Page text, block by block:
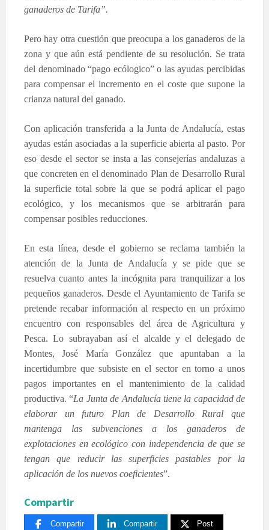
ganaderos de Tarifa”.
Pero hay otra cuestión que preocupa a los ganaderos de la
zona y que aún está pendiente de su resolución. Se trata
del denominado “pago ecólogico” o las ayudas percibidas
para compensar el incremento en el coste que supone la
crianza natural del ganado.
Con aplicación transferida a la Junta de Andalucía, estas
ayudas están asociadas a la superficie abierta al pasto. Por
eso desde el sector se insta a las consejerías andaluzas a
que concreten en el denominado Plan de Desarrollo Rural
la superficie total sobre la que se podrá aplicar el pago
ecológico, y los mecanismos que se arbitrarán para
compensar posibles reducciones.
En esta línea, desde el gobierno se reclama también la
atención de la Junta de Andalucía y se pide que se
resuelva cuanto antes la incógnita para tranquilizar a los
pequeños ganaderos. Desde el Ayuntamiento de Tarifa se
pretende recabar información al respecto en un próximo
encuentro con responsables del área de Agricultura y
Pesca. Lo subrayaban así el alcalde y el delegado de
Montes, José María González que apuntaban a la
incertidumbre que subsiste en el sector en torno a unos
pagos importantes en el mantenimiento de la calidad
productiva. “La Junta de Andalucía tiene la capacidad de
elaborar un futuro Plan de Desarrollo Rural que
mantenga las subvenciones a los ganaderos de
explotaciones en ecológico con independencia de que se
tengan que reducir las superficies pastables por la
aplicación de los nuevos coeficientes”.
Compartir
Compartir Compartir Post